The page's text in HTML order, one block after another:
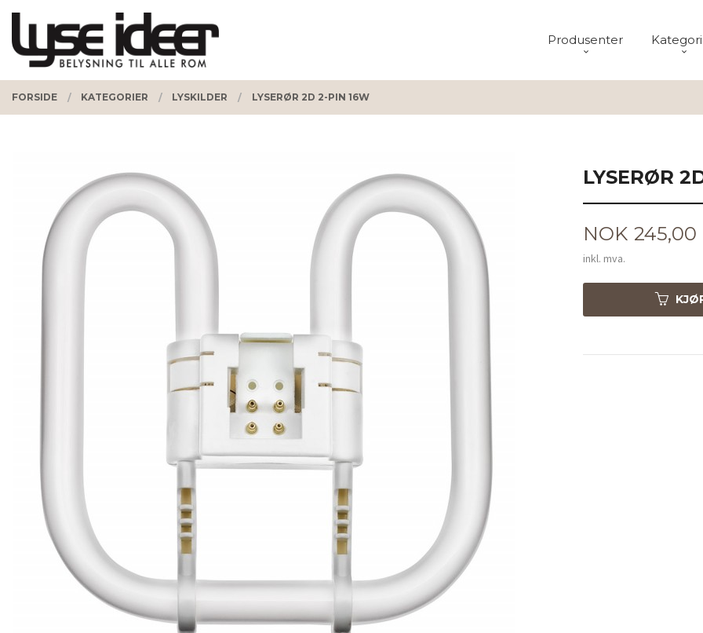
Gå
innholdet
PRODUKTER
Produsenter
FORSIDE KATEGORIER LYSKILDER LYSERØR 2D 2-PIN 16W
LYSERØR
Pris
NOK 245,00
inkl. mva.